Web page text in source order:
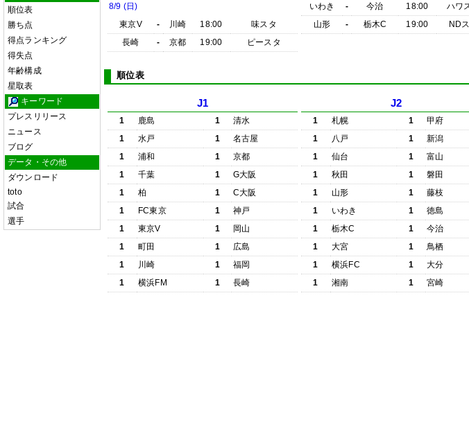
順位表
勝ち点
得点ランキング
得失点
年齢構成
星取表
キーワード
プレスリリース
ニュース
ブログ
データ・その他
ダウンロード
toto
試合
選手
8/9 (日)
東京V
- 川崎 18:00
味スタ
長崎
- 京都 19:00 ピースタ
いわき
- 今治 18:00
ハワ
山形
- 栃木C 19:00 ND
順位表
J1
1 鹿島 1
清水
1
水戸 1
名古屋
1
浦和 1
京都
1
千葉 1
G大阪
1
柏 1
C大阪
1
FC東京 1
神戸
1
東京V 1
岡山
1
町田 1
広島
1
川崎 1
福岡
1
横浜FM 1 長崎
J2
1 札幌 1
甲府
1
八戸 1
新潟
1
仙台 1
富山
1
秋田 1
磐田
1
山形 1
藤枝
1
いわき 1
徳島
1
栃木C 1
今治
1
大宮 1
鳥栖
1
横浜FC 1
大分
1
湘南 1 宮崎